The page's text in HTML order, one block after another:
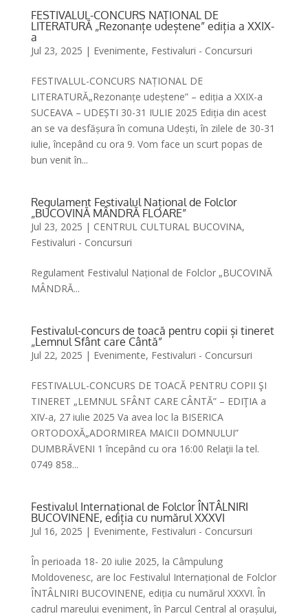
FESTIVALUL-CONCURS NAȚIONAL DE
LITERATURĂ „Rezonanțe udeștene” ediția a XXIX-
a
Jul 23, 2025 | Evenimente, Festivaluri - Concursuri
FESTIVALUL-CONCURS NAȚIONAL DE
LITERATURĂ„Rezonanțe udeștene” – ediția a XXIX-a
SUCEAVA – UDEȘTI 30-31 IULIE 2025 Ediția din acest
an se va desfășura în comuna Udești, în zilele de 30-31
iulie, începând cu ora 9. Vom face un scurt popas de
bun venit în...
Regulament Festivalul Național de Folclor
„BUCOVINĂ MÂNDRĂ FLOARE”
Jul 23, 2025 | CENTRUL CULTURAL BUCOVINA,
Festivaluri - Concursuri
Regulament Festivalul Național de Folclor „BUCOVINĂ
MÂNDRĂ...
Festivalul-concurs de toacă pentru copii și tineret
„Lemnul Sfânt care Cântă”
Jul 22, 2025 | Evenimente, Festivaluri - Concursuri
FESTIVALUL-CONCURS DE TOACĂ PENTRU COPII ŞI
TINERET „LEMNUL SFÂNT CARE CÂNTĂ” – EDIŢIA a
XIV-a, 27 iulie 2025 Va avea loc la BISERICA
ORTODOXĂ„ADORMIREA MAICII DOMNULUI”
DUMBRĂVENI 1 începând cu ora 16:00 Relaţii la tel.
0749 858...
Festivalul Internațional de Folclor ÎNTÂLNIRI
BUCOVINENE, ediția cu numărul XXXVI
Jul 16, 2025 | Evenimente, Festivaluri - Concursuri
În perioada 18- 20 iulie 2025, la Câmpulung
Moldovenesc, are loc Festivalul Internațional de Folclor
ÎNTÂLNIRI BUCOVINENE, ediția cu numărul XXXVI. În
cadrul mareului eveniment, în Parcul Central al orașului,